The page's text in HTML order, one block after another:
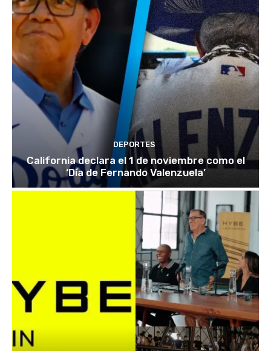
DEPORTES
California declara el 1 de noviembre como el
‘Día de Fernando Valenzuela’